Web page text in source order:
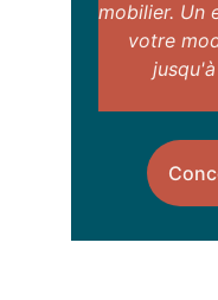
mobilier. Un
votre